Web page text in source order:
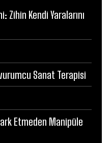
Zihin Kendi Yaralarını
Sanat Terapisi
Etmeden Manipüle